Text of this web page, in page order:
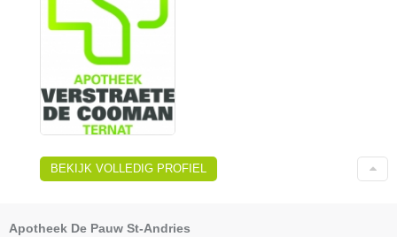
BEKIJK VOLLEDIG PROFIEL
Apotheek De Pauw St-Andries